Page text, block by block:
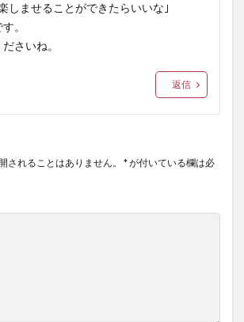
しませることができたらいいな｣
。
さいね。
返信
されることはありません。 *が付いている欄は必